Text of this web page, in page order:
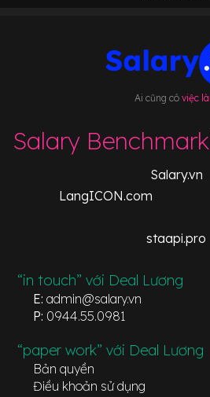
Ai cũng có việc
Salary
Salary.vn
LangICON.com
staapi.pro
“in touch” với Deal Lương
E: admin@salary.vn
P: 0944.55.0981
“paper work” với Deal Lương
Bản quyền
Điều khoản sử dụng